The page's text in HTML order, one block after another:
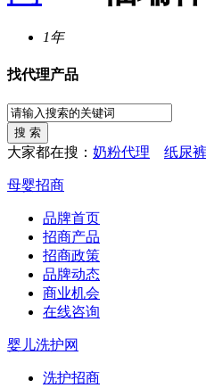
1年
找代理产品
大家都在搜： 奶粉代理 纸尿裤
母婴招商
品牌首页
招商产品
招商政策
品牌动态
商业机会
在线咨询
婴儿洗护网
洗护招商